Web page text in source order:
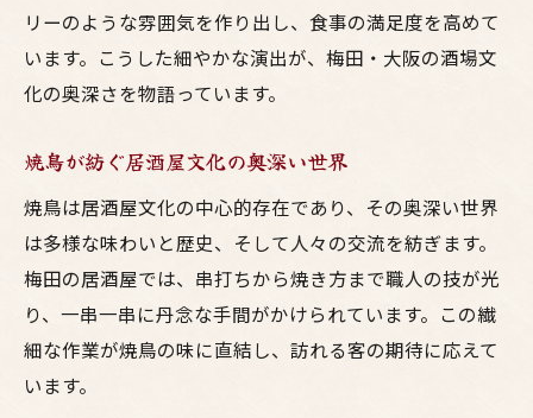
リーのような雰囲気を作り出し、食事の満足度を高めて
います。こうした細やかな演出が、梅田・大阪の酒場文
化の奥深さを物語っています。
焼鳥が紡ぐ居酒屋文化の奥深い世界
焼鳥は居酒屋文化の中心的存在であり、その奥深い世界
は多様な味わいと歴史、そして人々の交流を紡ぎます。
梅田の居酒屋では、串打ちから焼き方まで職人の技が光
り、一串一串に丹念な手間がかけられています。この繊
細な作業が焼鳥の味に直結し、訪れる客の期待に応えて
います。